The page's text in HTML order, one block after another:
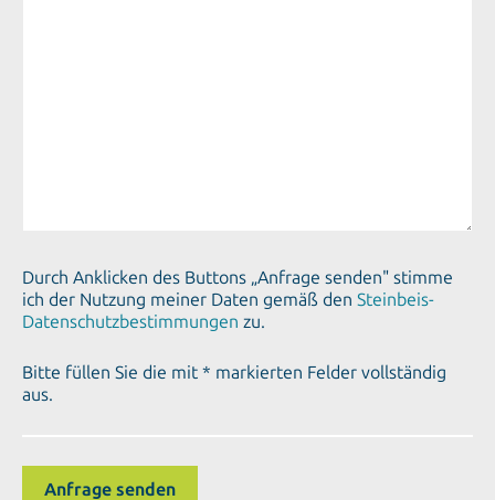
Durch Anklicken des Buttons „Anfrage senden" stimme
ich der Nutzung meiner Daten gemäß den Steinbeis-
Datenschutzbestimmungen zu.
Bitte füllen Sie die mit * markierten Felder vollständig
aus.